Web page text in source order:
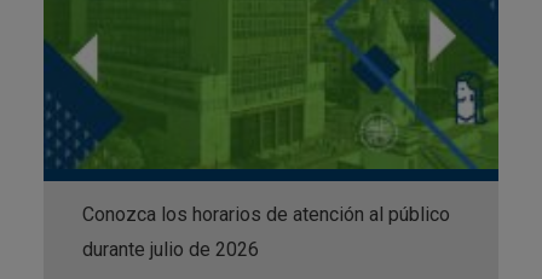
Cien años del Banco de la República
Disponible
Conozca los horarios de atención al público
durante julio de 2026